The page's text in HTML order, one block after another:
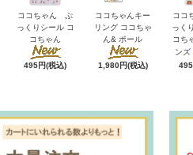
ココちゃん ぷ
っくりシール コ
コちゃん
495円(税込)
ココちゃんキー
リング ココちゃ
ん& ポール
1,980円(税込)
ココ
っく
コち
ンズ